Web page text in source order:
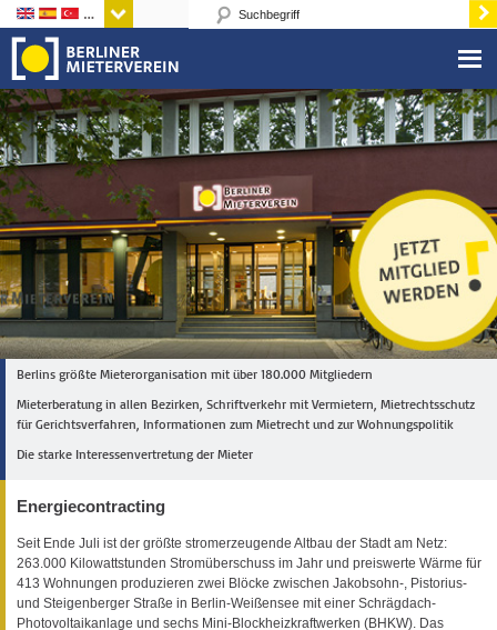
Sprachen
Berlins größte Mieterorganisation mit über 180.000 Mitgliedern
Mieterberatung in allen Bezirken, Schriftverkehr mit Vermietern, Mietrechtsschutz
für Gerichtsverfahren, Informationen zum Mietrecht und zur Wohnungspolitik
Die starke Interessenvertretung der Mieter
Energiecontracting
Seit Ende Juli ist der größte stromerzeugende Altbau der Stadt am Netz:
263.000 Kilowattstunden Stromüberschuss im Jahr und preiswerte Wärme für
413 Wohnungen produzieren zwei Blöcke zwischen Jakobsohn-, Pistorius-
und Steigenberger Straße in Berlin-Weißensee mit einer Schrägdach-
Photovoltaikanlage und sechs Mini-Blockheizkraftwerken (BHKW). Das